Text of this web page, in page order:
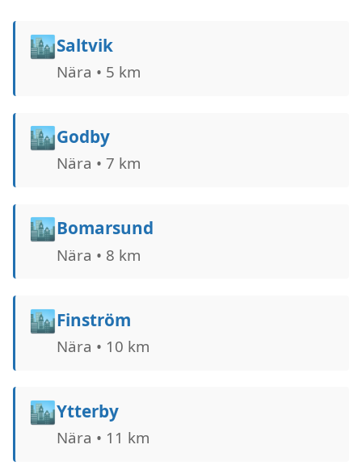
🏙️Saltvik
Nära • 5 km
🏙️Godby
Nära • 7 km
🏙️Bomarsund
Nära • 8 km
🏙️Finström
Nära • 10 km
🏙️Ytterby
Nära • 11 km